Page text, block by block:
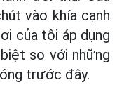
vào khía cạnh
của tôi áp dụng
so với những
trước đây.